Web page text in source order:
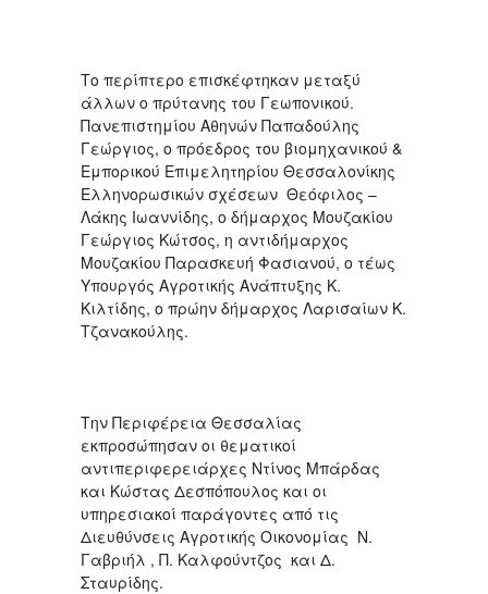
Το περίπτερο επισκέφτηκαν μεταξύ
άλλων ο πρύτανης του Γεωπονικού.
Πανεπιστημίου Αθηνών Παπαδούλης
Γεώργιος, ο πρόεδρος του βιομηχανικού &
Εμπορικού Επιμελητηρίου Θεσσαλονίκης
Ελληνορωσικών σχέσεων Θεόφιλος –
Λάκης Ιωαννίδης, ο δήμαρχος Μουζακίου
Γεώργιος Κώτσος, η αντιδήμαρχος
Μουζακίου Παρασκευή Φασιανού, ο τέως
Υπουργός Αγροτικής Ανάπτυξης Κ.
Κιλτίδης, ο πρώην δήμαρχος Λαρισαίων Κ.
Τζανακούλης.
Την Περιφέρεια Θεσσαλίας
εκπροσώπησαν οι θεματικοί
αντιπεριφερειάρχες Ντίνος Μπάρδας
και Κώστας Δεσπόπουλος και οι
υπηρεσιακοί παράγοντες από τις
Διευθύνσεις Αγροτικής Οικονομίας Ν.
Γαβριήλ , Π. Καλφούντζος και Δ.
Σταυρίδης.